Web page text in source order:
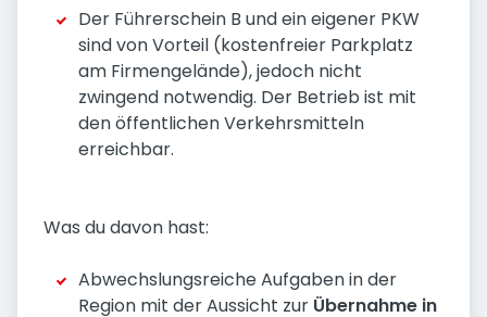
Der Führerschein B und ein eigener PKW
sind von Vorteil (kostenfreier Parkplatz
am Firmengelände), jedoch nicht
zwingend notwendig. Der Betrieb ist mit
den öffentlichen Verkehrsmitteln
erreichbar.
Was du davon hast:
Abwechslungsreiche Aufgaben in der
Region mit der Aussicht zur Übernahme in